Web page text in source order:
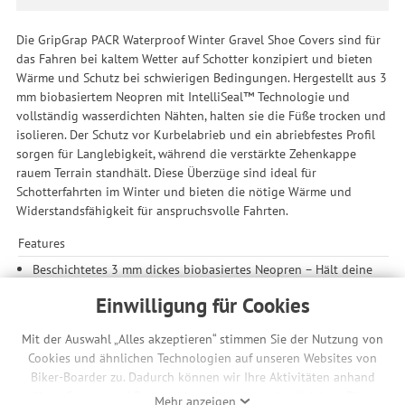
Einwilligung für Cookies
Mit der Auswahl „Alles akzeptieren“ stimmen Sie der Nutzung von
Cookies und ähnlichen Technologien auf unseren Websites von
Biker-Boarder zu. Dadurch können wir Ihre Aktivitäten anhand
Ihrer Geräte- und Browsereinstellungen nachvollziehen. Dies
Mehr anzeigen
Die GripGrap PACR Waterproof Winter Gravel Shoe Covers sind für
das Fahren bei kaltem Wetter auf Schotter konzipiert und bieten
Wärme und Schutz bei schwierigen Bedingungen. Hergestellt aus 3
mm biobasiertem Neopren mit IntelliSeal™ Technologie und
vollständig wasserdichten Nähten, halten sie die Füße trocken und
isolieren. Der Schutz vor Kurbelabrieb und ein abriebfestes Profil
sorgen für Langlebigkeit, während die verstärkte Zehenkappe
rauem Terrain standhält. Diese Überzüge sind ideal für
Schotterfahrten im Winter und bieten die nötige Wärme und
Widerstandsfähigkeit für anspruchsvolle Fahrten.
Features
Beschichtetes 3 mm dickes biobasiertes Neopren – Hält deine
IntelliSeal™-Technologie – kombiniert mit vollständig
Kurbelabriebschutz – schützt die Schuhüberzüge vor
Verschleiß
abriebfestes Profil – bietet eine robuste, verschleißfeste